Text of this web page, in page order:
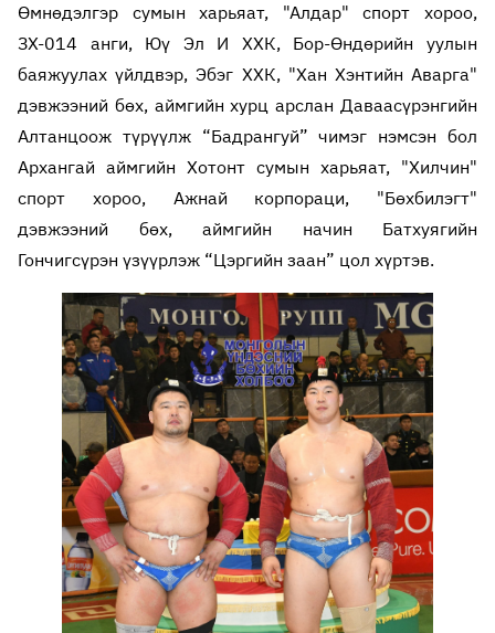
Өмнөдэлгэр сумын харьяат, "Алдар" спорт хороо,
ЗХ-014 анги, Юү Эл И ХХК, Бор-Өндөрийн уулын
баяжуулах үйлдвэр, Эбэг ХХК, "Хан Хэнтийн Аварга"
дэвжээний бөх, аймгийн хурц арслан Даваасүрэнгийн
Алтанцоож түрүүлж “Бадрангуй” чимэг нэмсэн бол
Архангай аймгийн Хотонт сумын харьяат, "Хилчин"
спорт хороо, Ажнай корпораци, "Бөхбилэгт"
дэвжээний бөх, аймгийн начин Батхуягийн
Гончигсүрэн үзүүрлэж “Цэргийн заан” цол хүртэв.